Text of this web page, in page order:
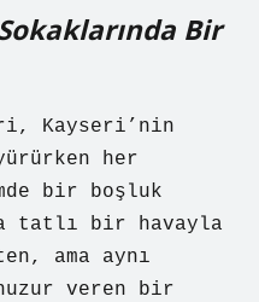
Bir
Kayseri’nin
her
bir boşluk
tatlı bir havayla
ama aynı
veren bir